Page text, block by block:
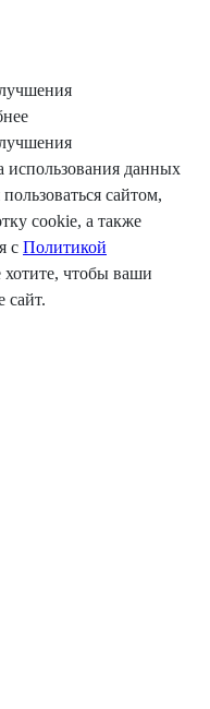
использования данных
сайтом,
cookie, а также
с Политикой
чтобы ваши
сайт.